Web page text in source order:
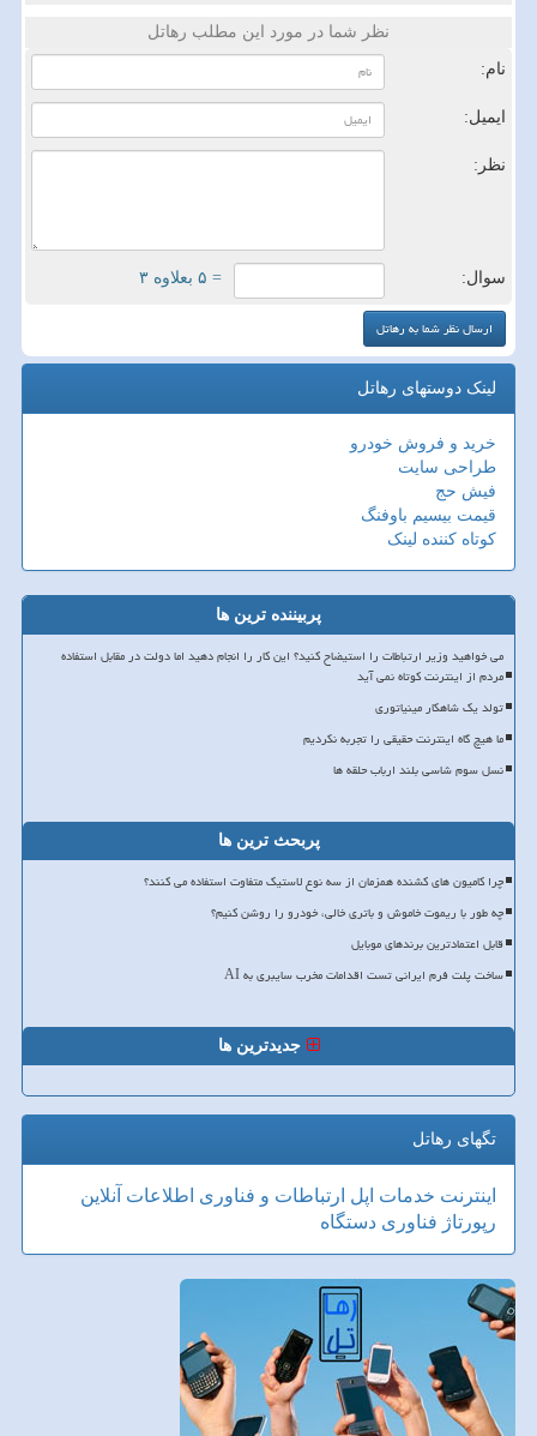
نظر شما در مورد این مطلب رهاتل
نام:
ایمیل:
نظر:
سوال: = ۵ بعلاوه ۳
لینک دوستهای رهاتل
خرید و فروش خودرو
طراحی سایت
فیش حج
قیمت بیسیم باوفنگ
کوتاه کننده لینک
پربیننده ترین ها
می خواهید وزیر ارتباطات را استیضاح کنید؟ این کار را انجام دهید اما دولت در مقابل استفاده
مردم از اینترنت کوتاه نمی آید
تولد یک شاهکار مینیاتوری
ما هیچ گاه اینترنت حقیقی را تجربه نکردیم
نسل سوم شاسی بلند ارباب حلقه ها
پربحث ترین ها
چرا کامیون های کشنده همزمان از سه نوع لاستیک متفاوت استفاده می کنند؟
چه طور با ریموت خاموش و باتری خالی، خودرو را روشن کنیم؟
قابل اعتمادترین برندهای موبایل
ساخت پلت فرم ایرانی تست اقدامات مخرب سایبری به AI
جدیدترین ها
تگهای رهاتل
اینترنت خدمات اپل ارتباطات و فناوری اطلاعات آنلاین
رپورتاژ فناوری دستگاه